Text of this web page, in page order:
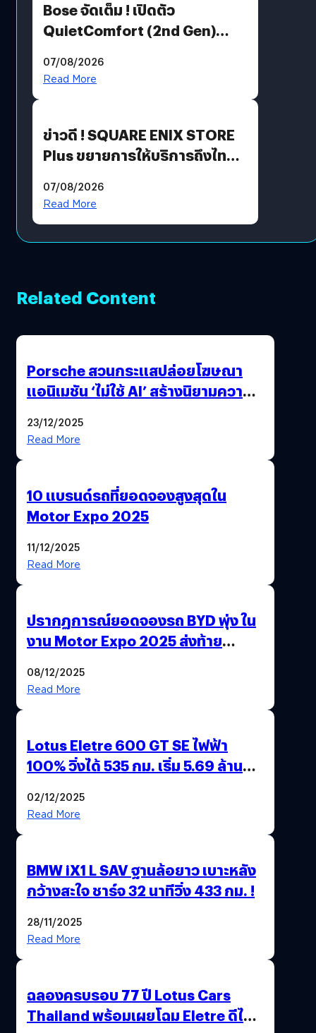
Bose จัดเต็ม ! เปิดตัว
QuietComfort (2nd Gen)
07/08/2026
Read More
ข่าวดี ! SQUARE ENIX STORE
Plus ขยายการให้บริการถึงไทย
โดยตรง
07/08/2026
Read More
Related Content
Porsche สวนกระแสปล่อยโฆษณา
แอนิเมชัน ‘ไม่ใช้ AI’ สร้างนิยามความ
23/12/2025
Read More
10 แบรนด์รถที่ยอดจองสูงสุดใน
Motor Expo 2025
11/12/2025
Read More
ปรากฏการณ์ยอดจองรถ BYD พุ่ง ใน
งาน Motor Expo 2025 ส่งท้าย
08/12/2025
Read More
Lotus Eletre 600 GT SE ไฟฟ้า
100% วิ่งได้ 535 กม. เริ่ม 5.69 ล้าน
02/12/2025
Read More
BMW iX1 L SAV ฐานล้อยาว เบาะหลัง
กว้างสะใจ ชาร์จ 32 นาทีวิ่ง 433 กม. !
28/11/2025
Read More
ฉลองครบรอบ 77 ปี Lotus Cars
Thailand พร้อมเผยโฉม Eletre ดีไซน์